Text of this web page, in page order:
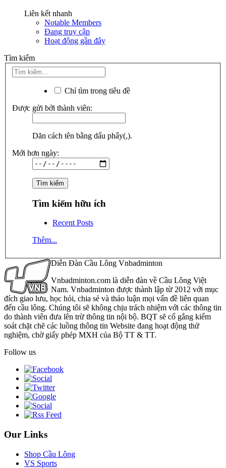
Liên kết nhanh
Notable Members
Đang truy cập
Hoạt động gần đây
Tìm kiếm
Chỉ tìm trong tiêu đề
Được gửi bởi thành viên:
Dãn cách tên bằng dấu phẩy(,).
Mới hơn ngày:
Tìm kiếm hữu ích
Recent Posts
Thêm...
Diễn Đàn Cầu Lông Vnbadminton
Vnbadminton.com là diễn đàn về Cầu Lông Việt
Nam. Vnbadminton được thành lập từ 2012 với mục
đích giao lưu, học hỏi, chia sẻ và thảo luận mọi vấn đề liên quan
đến cầu lông. Chúng tôi sẽ không chịu trách nhiệm với các thông tin
do thành viên đưa lên trừ thông tin nội bộ. BQT sẽ cố gắng kiểm
soát chặt chẽ các luồng thông tin Website đang hoạt động thử
nghiệm, chờ giấy phép MXH của Bộ TT & TT.
Follow us
Our Links
Shop Cầu Lông
VS Sports